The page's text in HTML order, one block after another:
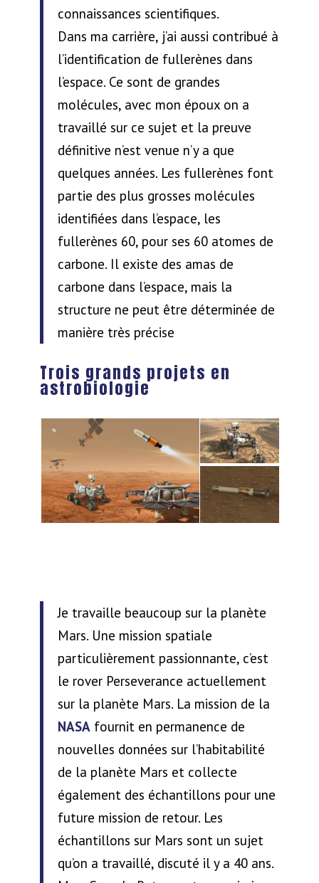
connaissances scientifiques.
Dans ma carrière, j’ai aussi contribué à
l’identification de fullerènes dans
l’espace. Ce sont de grandes
molécules, avec mon époux on a
travaillé sur ce sujet et la preuve
définitive n’est venue n’y a que
quelques années. Les fullerènes font
partie des plus grosses molécules
identifiées dans l’espace, les
fullerènes 60, pour ses 60 atomes de
carbone. Il existe des amas de
carbone dans l’espace, mais la
structure ne peut être déterminée de
manière très précise
Trois grands projets en
astrobiologie
Je travaille beaucoup sur la planète
Mars. Une mission spatiale
particulièrement passionnante, c’est
le rover Perseverance actuellement
sur la planète Mars. La mission de la
NASA fournit en permanence de
nouvelles données sur l’habitabilité
de la planète Mars et collecte
également des échantillons pour une
future mission de retour. Les
échantillons sur Mars sont un sujet
qu’on a travaillé, discuté il y a 40 ans.